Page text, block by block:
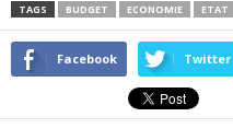
TAGS BUDGET ECONOMIE ETAT
Facebook Twitter